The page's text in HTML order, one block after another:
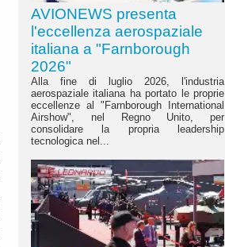
AVIONEWS presenta
l'eccellenza aerospaziale
italiana a "Farnborough
2026"
Alla fine di luglio 2026, l'industria
aerospaziale italiana ha portato le proprie
eccellenze al "Farnborough International
Airshow", nel Regno Unito, per
consolidare la propria leadership
tecnologica nel...